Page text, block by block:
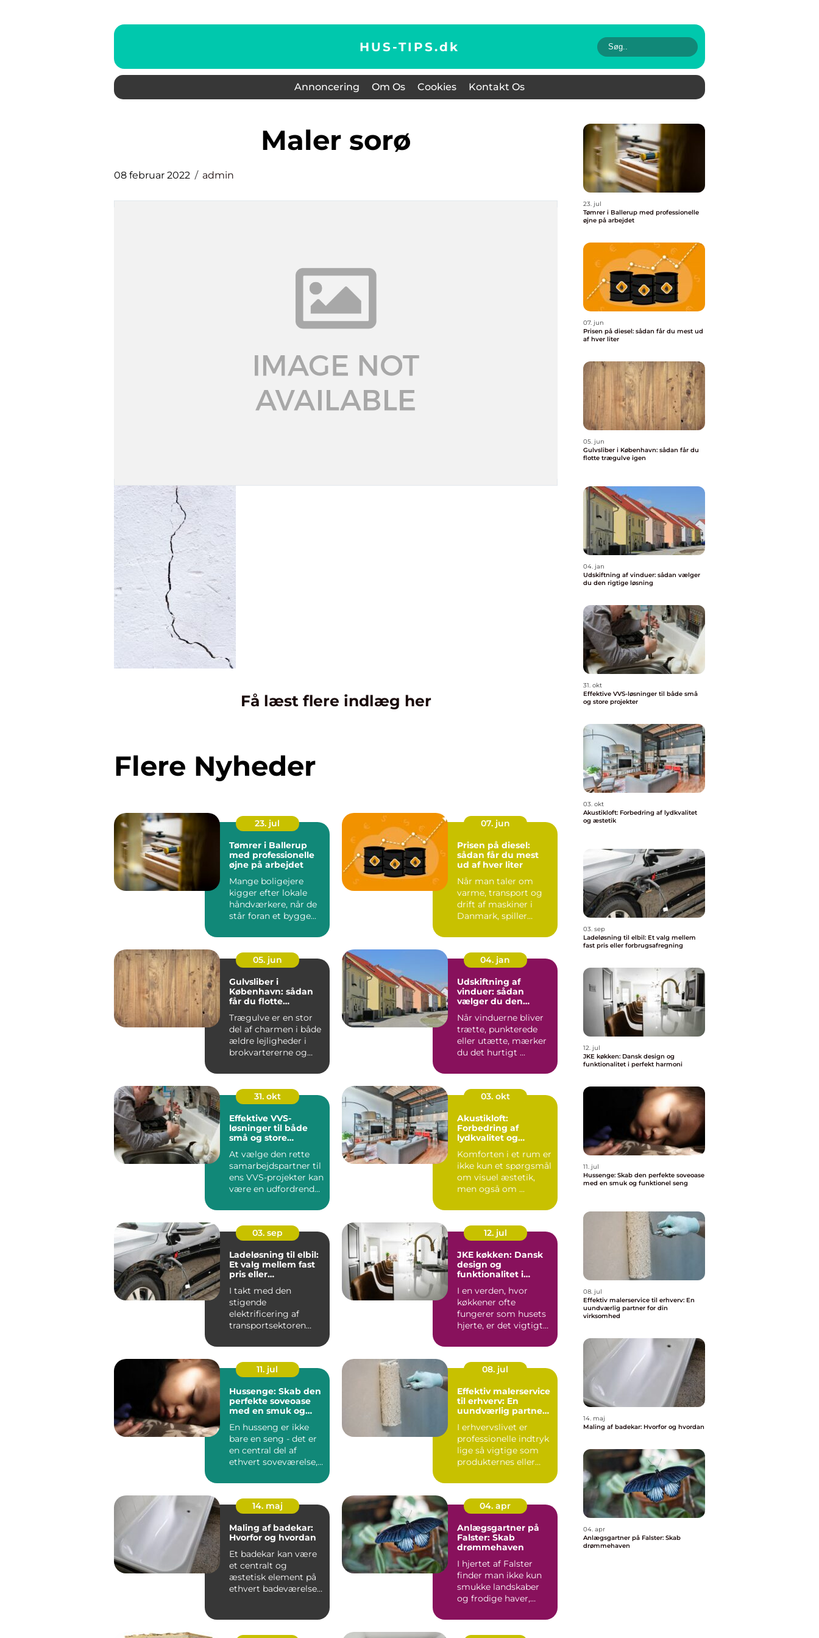
HUS-TIPS.dk
Annoncering Om Os Cookies Kontakt Os
maler sorø
08 februar 2022 admin
Få læst flere indlæg her
Flere Nyheder
23. jul
Tømrer i Ballerup
med professionelle
øjne på arbejdet
Mange boligejere
kigger efter lokale
håndværkere, når de
står foran et bygge...
07. jun
Prisen på diesel:
sådan får du mest
ud af hver liter
Når man taler om
varme, transport og
drift af maskiner i
Danmark, spiller
For ...
05. jun
Gulvsliber i
København: sådan
får du flotte
Trægulve er en stor
del af charmen i både
ældre lejligheder i
brokvartererne og
04. jan
Udskiftning af
vinduer: sådan
vælger du den
Når vinduerne bliver
trætte, punkterede
eller utætte, mærker
du det hurtigt ...
31. okt
Effektive VVS-
løsninger til både
små og store
At vælge den rette
samarbejdspartner til
ens VVS-projekter kan
være en udfordrende
03. okt
Akustikloft:
Forbedring af
lydkvalitet og
Komforten i et rum er
ikke kun et spørgsmål
om visuel æstetik,
men også om ...
03. sep
Ladeløsning til elbil:
Et valg mellem fast
pris eller
I takt med den
stigende
elektrificering af
transportsektoren
intelligente og skal...
12. jul
JKE køkken: Dansk
design og
funktionalitet i
I en verden, hvor
køkkener ofte
fungerer som husets
hjerte, er det vigtigt
11. jul
Hussenge: Skab den
perfekte soveoase
med en smuk og
En husseng er ikke
bare en seng - det er
en central del af
ethvert soveværelse,
08. jul
Effektiv malerservice
til erhverv: En
uundværlig partner
I erhvervslivet er
professionelle indtryk
lige så vigtige som
produkternes eller
14. maj
Maling af badekar:
Hvorfor og hvordan
Et badekar kan være
et centralt og
æstetisk element på
ethvert badeværelse,
04. apr
Anlægsgartner på
Falster: Skab
drømmehaven
I hjertet af Falster
finder man ikke kun
smukke landskaber
og frodige haver,
23. jul
Tømrer i Ballerup med professionelle
øjne på arbejdet
07. jun
Prisen på diesel: sådan får du mest ud
af hver liter
05. jun
Gulvsliber i København: sådan får du
flotte trægulve igen
04. jan
Udskiftning af vinduer: sådan vælger
du den rigtige løsning
31. okt
Effektive VVS-løsninger til både små
og store projekter
03. okt
Akustikloft: Forbedring af lydkvalitet
og æstetik
03. sep
Ladeløsning til elbil: Et valg mellem
fast pris eller forbrugsafregning
12. jul
JKE køkken: Dansk design og
funktionalitet i perfekt harmoni
11. jul
Hussenge: Skab den perfekte soveoase
med en smuk og funktionel seng
08. jul
Effektiv malerservice til erhverv: En
uundværlig partner for din
virksomhed
14. maj
Maling af badekar: Hvorfor og hvordan
04. apr
Anlægsgartner på Falster: Skab
drømmehaven